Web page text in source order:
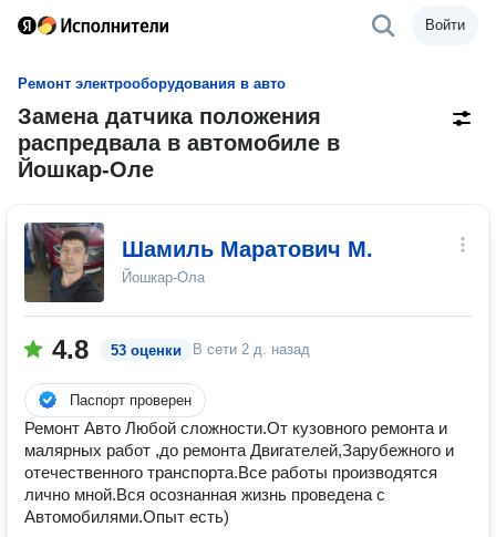
Войти
Ремонт электрооборудования в авто
Замена датчика положения
распредвала в автомобиле в
Йошкар-Оле
Шамиль Маратович М.
Йошкар-Ола
4.8 53 оценки В сети 2 д. назад
Паспорт проверен
Ремонт Авто Любой сложности.От кузовного ремонта и
малярных работ ,до ремонта Двигателей,Зарубежного и
отечественного транспорта.Все работы производятся
лично мной.Вся осознанная жизнь проведена с
Автомобилями.Опыт есть)